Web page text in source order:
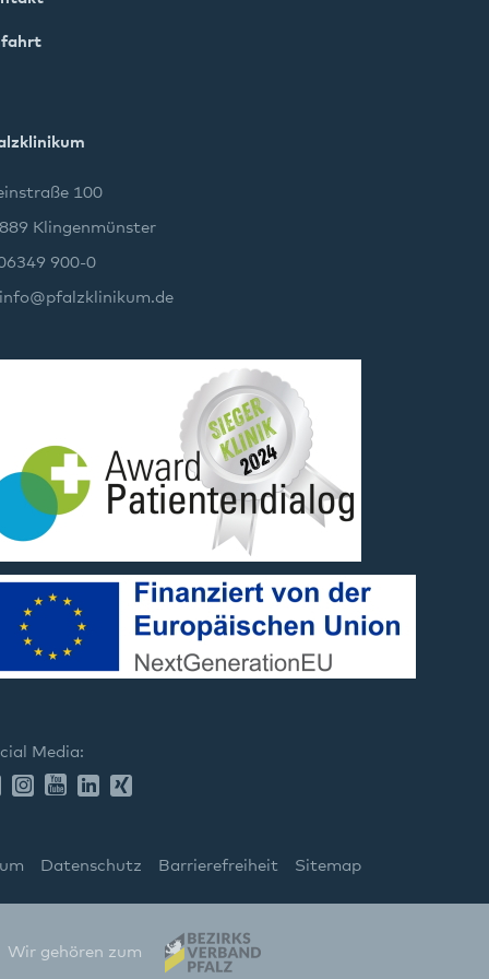
100
Klingenmünster
900-0
info@pfalzklinikum.de
Media:
Datenschutz Barrierefreiheit Sitemap
Wir gehören zum